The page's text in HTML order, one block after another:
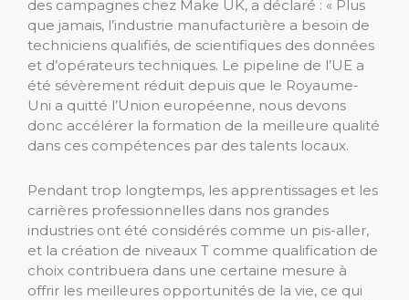
des campagnes chez Make UK, a déclaré : « Plus
que jamais, l’industrie manufacturière a besoin de
techniciens qualifiés, de scientifiques des données
et d’opérateurs techniques. Le pipeline de l’UE a
été sévèrement réduit depuis que le Royaume-
Uni a quitté l’Union européenne, nous devons
donc accélérer la formation de la meilleure qualité
dans ces compétences par des talents locaux.
Pendant trop longtemps, les apprentissages et les
carrières professionnelles dans nos grandes
industries ont été considérés comme un pis-aller,
et la création de niveaux T comme qualification de
choix contribuera dans une certaine mesure à
offrir les meilleures opportunités de la vie, ce qui